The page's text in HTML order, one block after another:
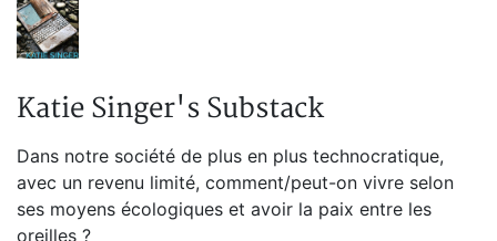
Katie Singer's Substack
Dans notre société de plus en plus technocratique,
avec un revenu limité, comment/peut-on vivre selon
ses moyens écologiques et avoir la paix entre les
oreilles ?